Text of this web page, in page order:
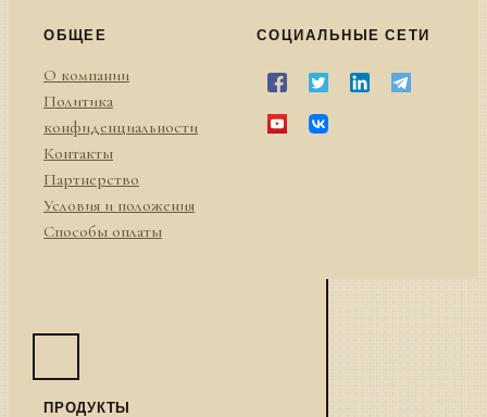
ОБЩЕЕ
О компании
Политика
конфиденциальности
Контакты
Партнерство
Условия и положения
Способы оплаты
СОЦИАЛЬНЫЕ СЕТИ
ПРОДУКТЫ